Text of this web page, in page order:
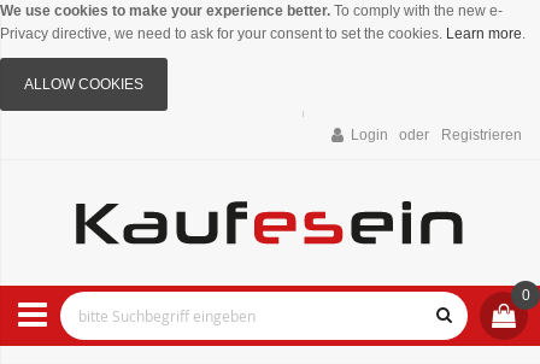
We use cookies to make your experience better. To comply with the new e-
Privacy directive, we need to ask for your consent to set the cookies. Learn more.
ALLOW COOKIES
Login Registrieren
0